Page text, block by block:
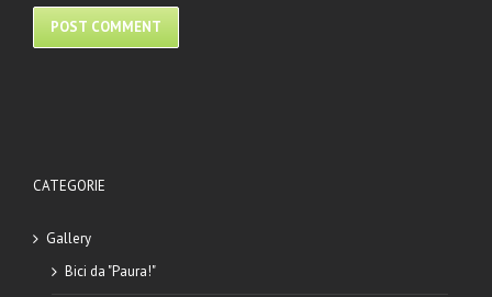
CATEGORIE
Gallery
Bici da "Paura!"